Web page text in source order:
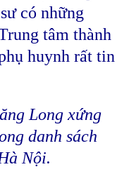
có những
tâm thành
huynh rất tin
Long xứng
danh sách
Nội.